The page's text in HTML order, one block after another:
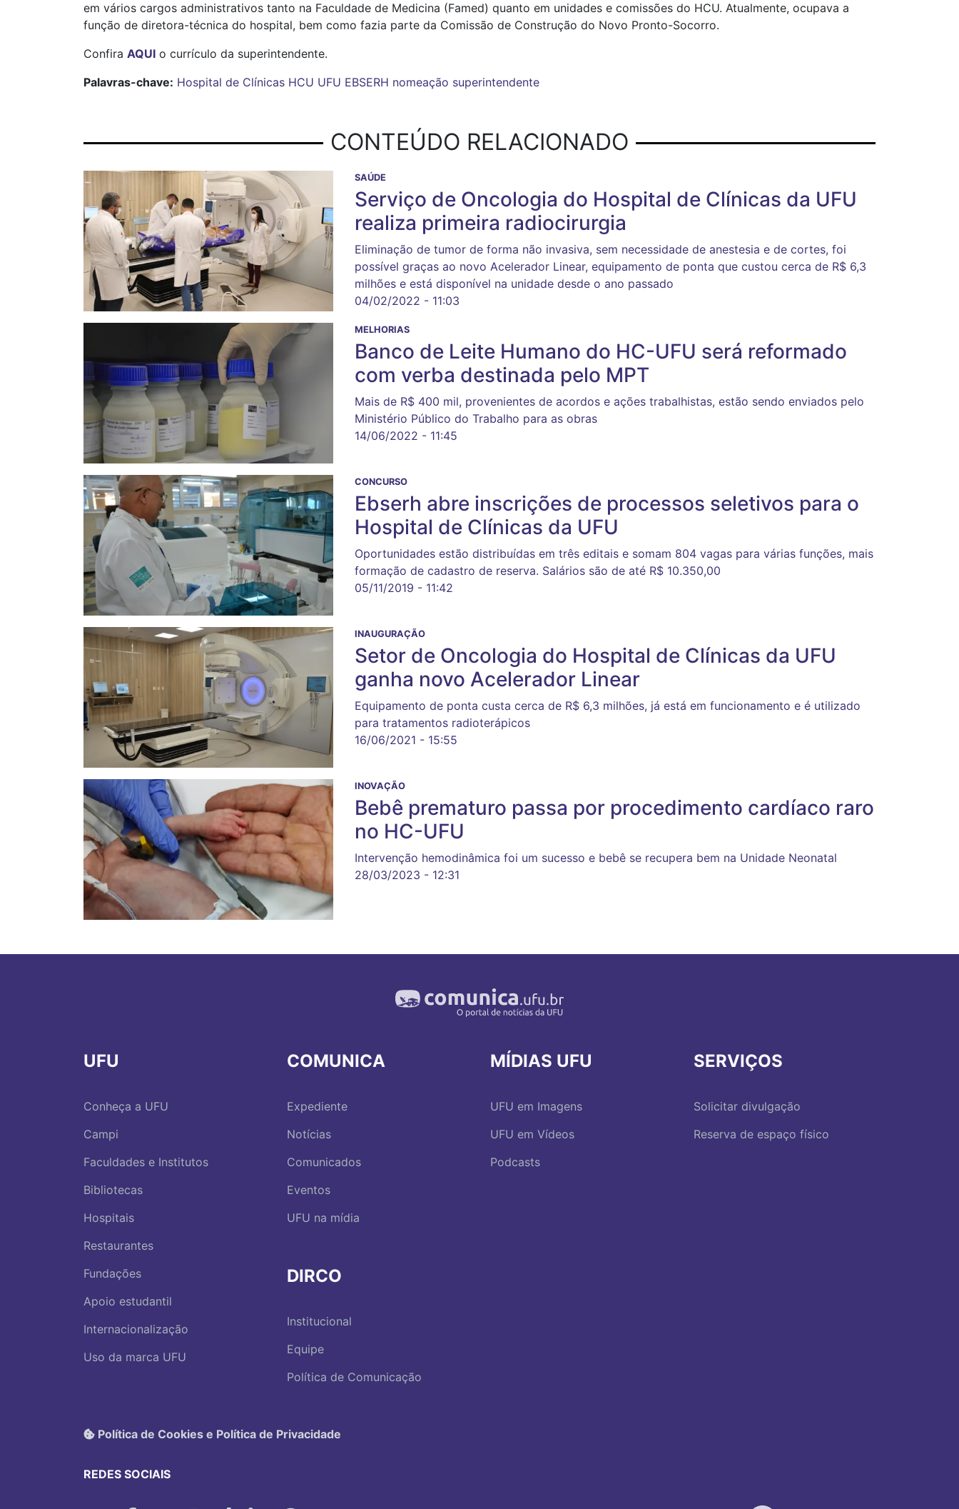
em vários cargos administrativos tanto na Faculdade de Medicina (Famed) quanto em unidades e comissões do HCU. Atualmente, ocupava a
função de diretora-técnica do hospital, bem como fazia parte da Comissão de Construção do Novo Pronto-Socorro.
Confira AQUI o currículo da superintendente.
Palavras-chave: Hospital de Clínicas HCU UFU EBSERH nomeação superintendente
CONTEÚDO RELACIONADO
SAÚDE
Serviço de Oncologia do Hospital de Clínicas da UFU
realiza primeira radiocirurgia
Eliminação de tumor de forma não invasiva, sem necessidade de anestesia e de cortes, foi
possível graças ao novo Acelerador Linear, equipamento de ponta que custou cerca de R$ 6,3
milhões e está disponível na unidade desde o ano passado
04/02/2022 - 11:03
MELHORIAS
Banco de Leite Humano do HC-UFU será reformado
com verba destinada pelo MPT
Mais de R$ 400 mil, provenientes de acordos e ações trabalhistas, estão sendo enviados pelo
Ministério Público do Trabalho para as obras
14/06/2022 - 11:45
CONCURSO
Ebserh abre inscrições de processos seletivos para o
Hospital de Clínicas da UFU
Oportunidades estão distribuídas em três editais e somam 804 vagas para várias funções, mais
formação de cadastro de reserva. Salários são de até R$ 10.350,00
05/11/2019 - 11:42
INAUGURAÇÃO
Setor de Oncologia do Hospital de Clínicas da UFU
ganha novo Acelerador Linear
Equipamento de ponta custa cerca de R$ 6,3 milhões, já está em funcionamento e é utilizado
para tratamentos radioterápicos
16/06/2021 - 15:55
INOVAÇÃO
Bebê prematuro passa por procedimento cardíaco raro
no HC-UFU
Intervenção hemodinâmica foi um sucesso e bebê se recupera bem na Unidade Neonatal
28/03/2023 - 12:31
UFU
Conheça a UFU
Campi
Faculdades e Institutos
Bibliotecas
Hospitais
Restaurantes
Fundações
Apoio estudantil
Internacionalização
Uso da marca UFU
COMUNICA
Expediente
Notícias
Comunicados
Eventos
UFU na mídia
DIRCO
Institucional
Equipe
Política de Comunicação
MÍDIAS UFU
UFU em Imagens
UFU em Vídeos
Podcasts
SERVIÇOS
Solicitar divulgação
Reserva de espaço físico
Política de Cookies e Política de Privacidade
REDES SOCIAIS